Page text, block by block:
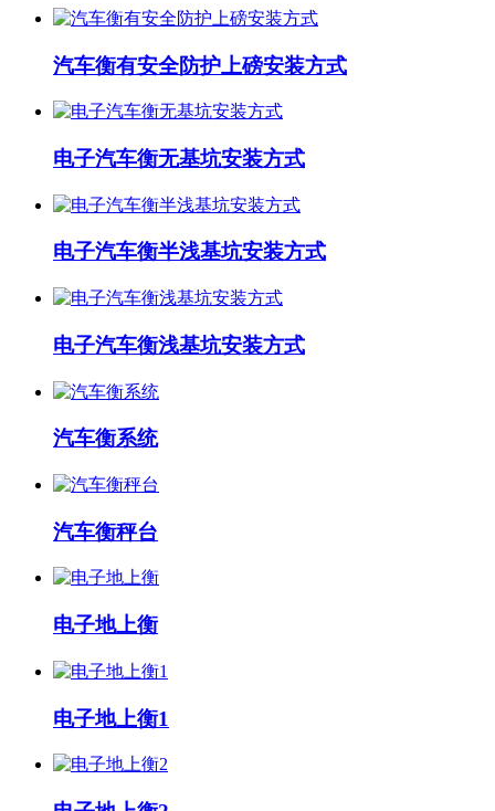
汽车衡有安全防护上磅安装方式
电子汽车衡无基坑安装方式
电子汽车衡半浅基坑安装方式
电子汽车衡浅基坑安装方式
汽车衡系统
汽车衡秤台
电子地上衡
电子地上衡1